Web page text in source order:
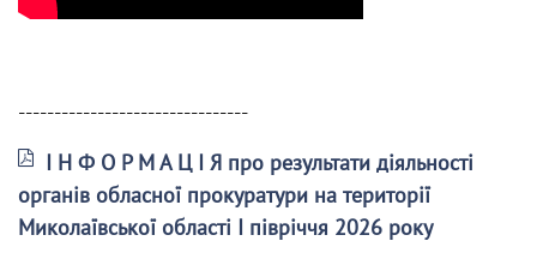
--------------------------------
І Н Ф О Р М А Ц І Я про результати діяльності
органів обласної прокуратури на території
Миколаївської області І півріччя 2026 року